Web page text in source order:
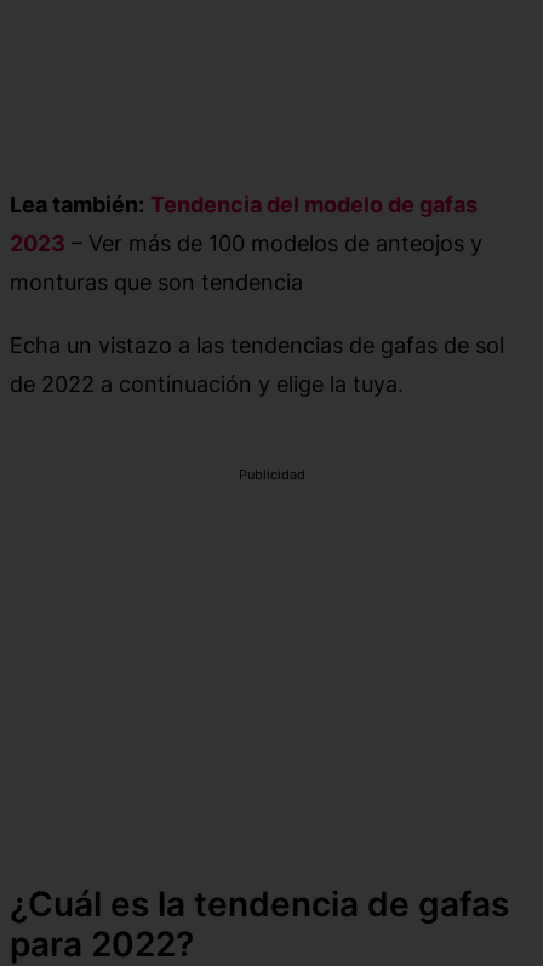
Lea también: Tendencia del modelo de gafas
2023 – Ver más de 100 modelos de anteojos y
monturas que son tendencia
Echa un vistazo a las tendencias de gafas de sol
de 2022 a continuación y elige la tuya.
Publicidad
¿Cuál es la tendencia de gafas
para 2022?